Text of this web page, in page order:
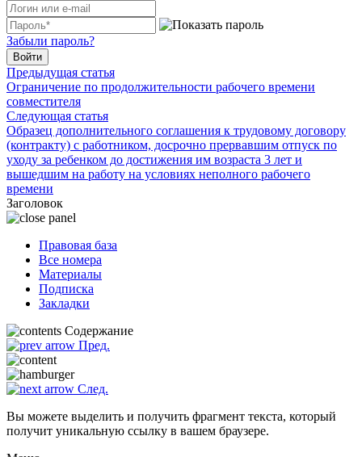
Забыли пароль?
Войти
Предыдущая статья
Ограничение по продолжительности рабочего времени
совместителя
Следующая статья
Образец дополнительного соглашения к трудовому договору
(контракту) с работником, досрочно прервавшим отпуск по
уходу за ребенком до достижения им возраста 3 лет и
вышедшим на работу на условиях неполного рабочего
времени
Заголовок
Правовая база
Все номера
Материалы
Подписка
Закладки
Содержание
Пред.
След.
Вы можете выделить и получить фрагмент текста, который
получит уникальную ссылку в вашем браузере.